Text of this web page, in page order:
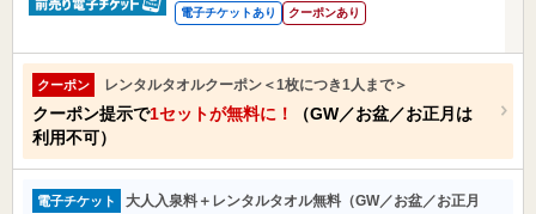
電子チケットあり クーポンあり
クーポン レンタルタオルクーポン＜1枚につき1人まで＞
クーポン提示で1セットが無料に！
（GW／お盆／お正月は
利用不可）
電子チケット
大人入泉料＋レンタルタオル無料（GW／お盆／お正月